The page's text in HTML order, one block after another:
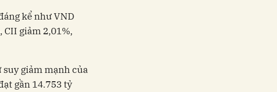
kể như VND
CII giảm 2,01%,
giảm mạnh của
gần 14.753 tỷ